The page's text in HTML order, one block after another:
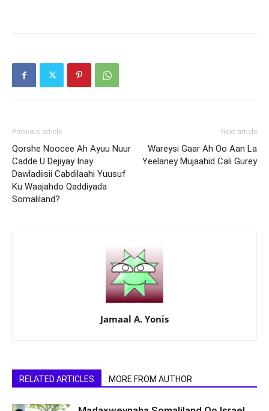
Previous article
Qorshe Noocee Ah Ayuu Nuur
Cadde U Dejiyay Inay
Dawladiisii Cabdilaahi Yuusuf
Ku Waajahdo Qaddiyada
Somaliland?
Next article
Wareysi Gaar Ah Oo Aan La
Yeelaney Mujaahid Cali Gurey
Jamaal A. Yonis
RELATED ARTICLES MORE FROM AUTHOR